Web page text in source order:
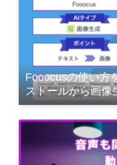
Fooocusの使い方
ストールから画像